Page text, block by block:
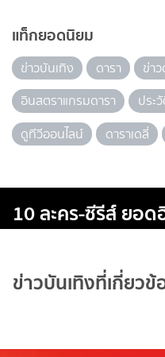
แท็กยอดนิยม
ข่าวบันเทิง ดารา ข่า
อินสตราแกรมดารา
ประ
ดูทีวีออนไลน์
ดาราเดลี่
10 ละคร-ซีรีส์ ยอ
ข่าวบันเทิงที่เกี่ยวข้